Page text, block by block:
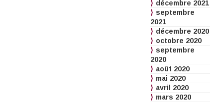
décembre 2021
septembre
2021
décembre 2020
octobre 2020
septembre
2020
août 2020
mai 2020
avril 2020
mars 2020